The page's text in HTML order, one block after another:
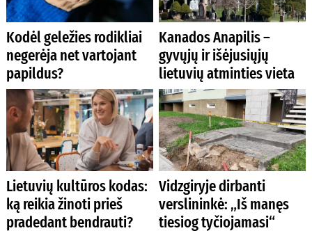
Kodėl geležies rodikliai
negerėja net vartojant
papildus?
Kanados Anapilis –
gyvųjų ir išėjusiųjų
lietuvių atminties vieta
Lietuvių kultūros kodas:
ką reikia žinoti prieš
pradedant bendrauti?
Vidzgiryje dirbanti
verslininkė: „Iš manęs
tiesiog tyčiojamasi“